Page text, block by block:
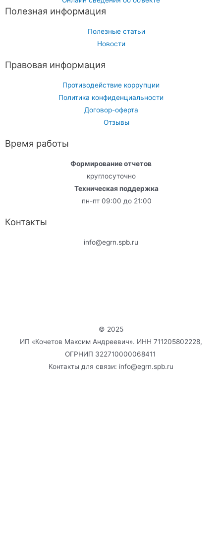
Полезная информация
Полезные статьи
Новости
Правовая информация
Противодействие коррупции
Политика конфиденциальности
Договор-оферта
Отзывы
Время работы
Формирование отчетов
круглосуточно
Техническая поддержка
пн-пт 09:00 до 21:00
Контакты
info@egrn.spb.ru
© 2025
ИП «Кочетов Максим Андреевич». ИНН 711205802228,
ОГРНИП 322710000068411
Контакты для связи: info@egrn.spb.ru